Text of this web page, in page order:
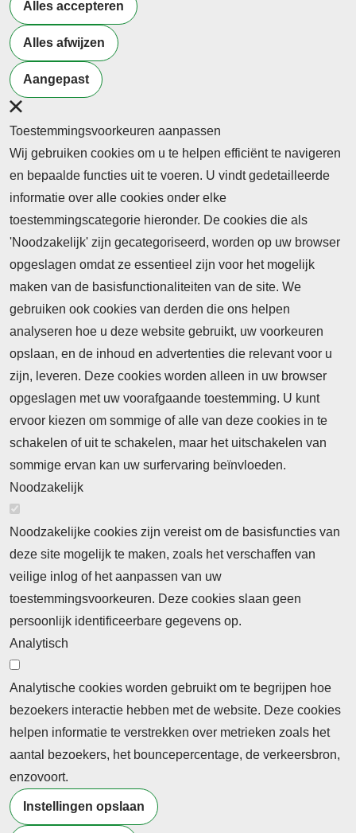
-> Lees hier de online versie
Terug naar nieuwsoverzicht
Alles accepteren
Alles afwijzen
Aangepast
Toestemmingsvoorkeuren aanpassen
Wij gebruiken cookies om u te helpen efficiënt te navigeren
en bepaalde functies uit te voeren. U vindt gedetailleerde
informatie over alle cookies onder elke
toestemmingscategorie hieronder. De cookies die als
'Noodzakelijk' zijn gecategoriseerd, worden op uw browser
opgeslagen omdat ze essentieel zijn voor het mogelijk
maken van de basisfunctionaliteiten van de site. We
gebruiken ook cookies van derden die ons helpen
analyseren hoe u deze website gebruikt, uw voorkeuren
opslaan, en de inhoud en advertenties die relevant voor u
zijn, leveren. Deze cookies worden alleen in uw browser
opgeslagen met uw voorafgaande toestemming. U kunt
ervoor kiezen om sommige of alle van deze cookies in te
schakelen of uit te schakelen, maar het uitschakelen van
sommige ervan kan uw surfervaring beïnvloeden.
Noodzakelijk
Noodzakelijke cookies zijn vereist om de basisfuncties van
deze site mogelijk te maken, zoals het verschaffen van
veilige inlog of het aanpassen van uw
toestemmingsvoorkeuren. Deze cookies slaan geen
persoonlijk identificeerbare gegevens op.
Analytisch
Analytische cookies worden gebruikt om te begrijpen hoe
bezoekers interactie hebben met de website. Deze cookies
helpen informatie te verstrekken over metrieken zoals het
aantal bezoekers, het bouncepercentage, de verkeersbron,
enzovoort.
Instellingen opslaan
Nieuws
Neem contact op
Algemene Leveringsvoorwaarden
Cookieverklaring
Privacyverklaring
Abonnementinformatie Inlogprocedure
Nieuws
Laatste nieuws
Meld u aan voor onze nieuwsbrief
Ontvang 2 keer per maand de nieuwsbrief met
persberichten, actualiteiten, nieuws en personalia uit het
beroepsonderwijs.